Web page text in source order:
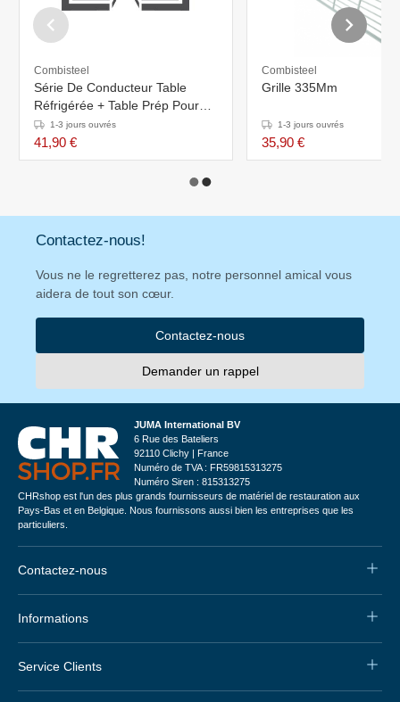
Combisteel
Série De Conducteur Table
Réfrigérée + Table Prép Pour
Pizza1-3 jours ouvrés
41,90 €
Combisteel
Grille 335Mm
1-3 jours ouvrés
35,90 €
Contactez-nous!
Vous ne le regretterez pas, notre personnel amical vous
aidera de tout son cœur.
Contactez-nous
Demander un rappel
JUMA International BV
6 Rue des Bateliers
92110 Clichy | France
Numéro de TVA : FR59815313275
Numéro Siren : 815313275
CHRshop est l'un des plus grands fournisseurs de matériel de restauration aux
Pays-Bas et en Belgique. Nous fournissons aussi bien les entreprises que les
particuliers.
Contactez-nous
Informations
Service Clients